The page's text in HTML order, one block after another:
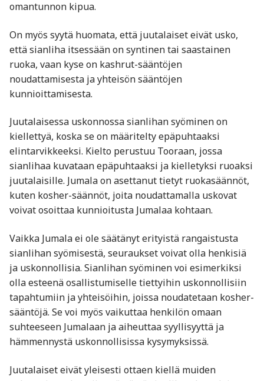
omantunnon kipua.
On myös syytä huomata, että juutalaiset eivät usko,
että sianliha itsessään on syntinen tai saastainen
ruoka, vaan kyse on kashrut-sääntöjen
noudattamisesta ja yhteisön sääntöjen
kunnioittamisesta.
Juutalaisessa uskonnossa sianlihan syöminen on
kiellettyä, koska se on määritelty epäpuhtaaksi
elintarvikkeeksi. Kielto perustuu Tooraan, jossa
sianlihaa kuvataan epäpuhtaaksi ja kielletyksi ruoaksi
juutalaisille. Jumala on asettanut tietyt ruokasäännöt,
kuten kosher-säännöt, joita noudattamalla uskovat
voivat osoittaa kunnioitusta Jumalaa kohtaan.
Vaikka Jumala ei ole säätänyt erityistä rangaistusta
sianlihan syömisestä, seuraukset voivat olla henkisiä
ja uskonnollisia. Sianlihan syöminen voi esimerkiksi
olla esteenä osallistumiselle tiettyihin uskonnollisiin
tapahtumiin ja yhteisöihin, joissa noudatetaan kosher-
sääntöjä. Se voi myös vaikuttaa henkilön omaan
suhteeseen Jumalaan ja aiheuttaa syyllisyyttä ja
hämmennystä uskonnollisissa kysymyksissä.
Juutalaiset eivät yleisesti ottaen kiellä muiden